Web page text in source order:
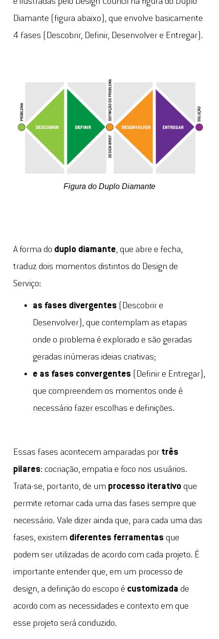
Diamante (figura abaixo), que envolve basicamente
4 fases (Descobrir, Definir, Desenvolver e Entregar).
Figura do Duplo Diamante
A forma do duplo diamante, que abre e fecha,
traduz dois momentos distintos do Design de
Serviço:
as fases divergentes (Descobrir e
Desenvolver), que contemplam as etapas
onde o problema é explorado e são geradas
geradas inúmeras ideias criativas;
e as fases convergentes
(Definir e Entregar),
que compreendem os momentos onde é
necessário fazer escolhas e definições.
Essas fases acontecem amparadas por três
pilares: cocriação, empatia e foco nos usuários.
Trata-se, portanto, de um processo iterativo que
permite retomar cada uma das fases sempre que
necessário. Vale dizer ainda que, para cada uma das
fases, existem diferentes ferramentas que
podem ser utilizadas de acordo com cada projeto. É
importante entender que, em um processo de
design, a definição do escopo é customizada de
acordo com as necessidades e contexto em que
esse projeto será conduzido.